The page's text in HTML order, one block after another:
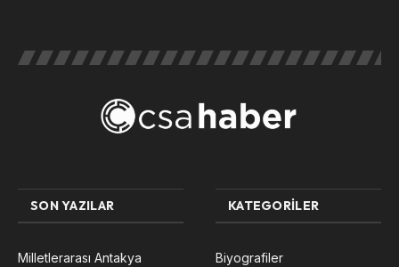
SON YAZILAR
Milletlerarası Antakya
KATEGORILER
Biyografiler